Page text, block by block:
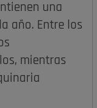
una
año. Entre los
mientras